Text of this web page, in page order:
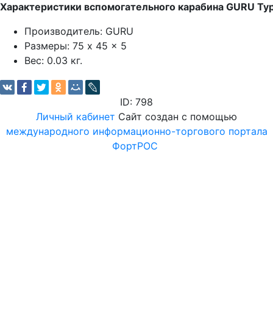
Характеристики вспомогательного карабина GURU
Производитель: GURU
Размеры: 75 x 45 x 5
Вес: 0.03 кг.
ID: 798
Личный кабинет Сайт создан с помощью
международного информационно-торгового портала
ФортРОС